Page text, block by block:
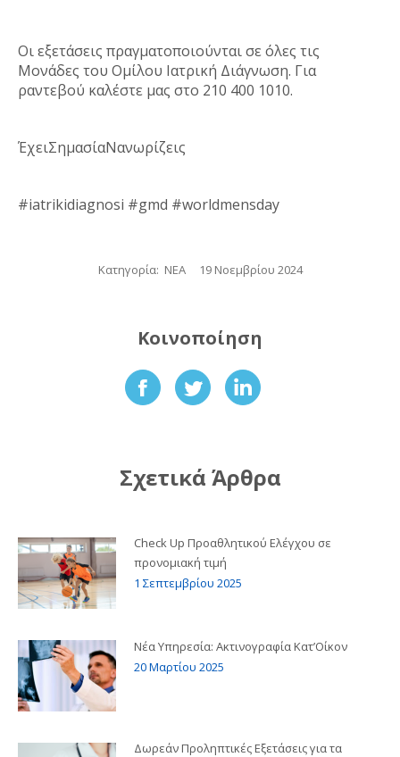
Οι εξετάσεις πραγματοποιούνται σε όλες τις
Μονάδες του Ομίλου Ιατρική Διάγνωση. Για
ραντεβού καλέστε μας στο 210 400 1010.
ΈχειΣημασίαΝανωρίζεις
#iatrikidiagnosi #gmd #worldmensday
Κατηγορία: ΝΕΑ 19 Νοεμβρίου 2024
Κοινοποίηση
ShareShareShare
Σχετικά Άρθρα
Check Up Προαθλητικού Ελέγχου σε
προνομιακή τιμή
1 Σεπτεμβρίου 2025
Νέα Υπηρεσία: Ακτινογραφία Κατ’Οίκον
20 Μαρτίου 2025
Δωρεάν Προληπτικές Εξετάσεις για τα